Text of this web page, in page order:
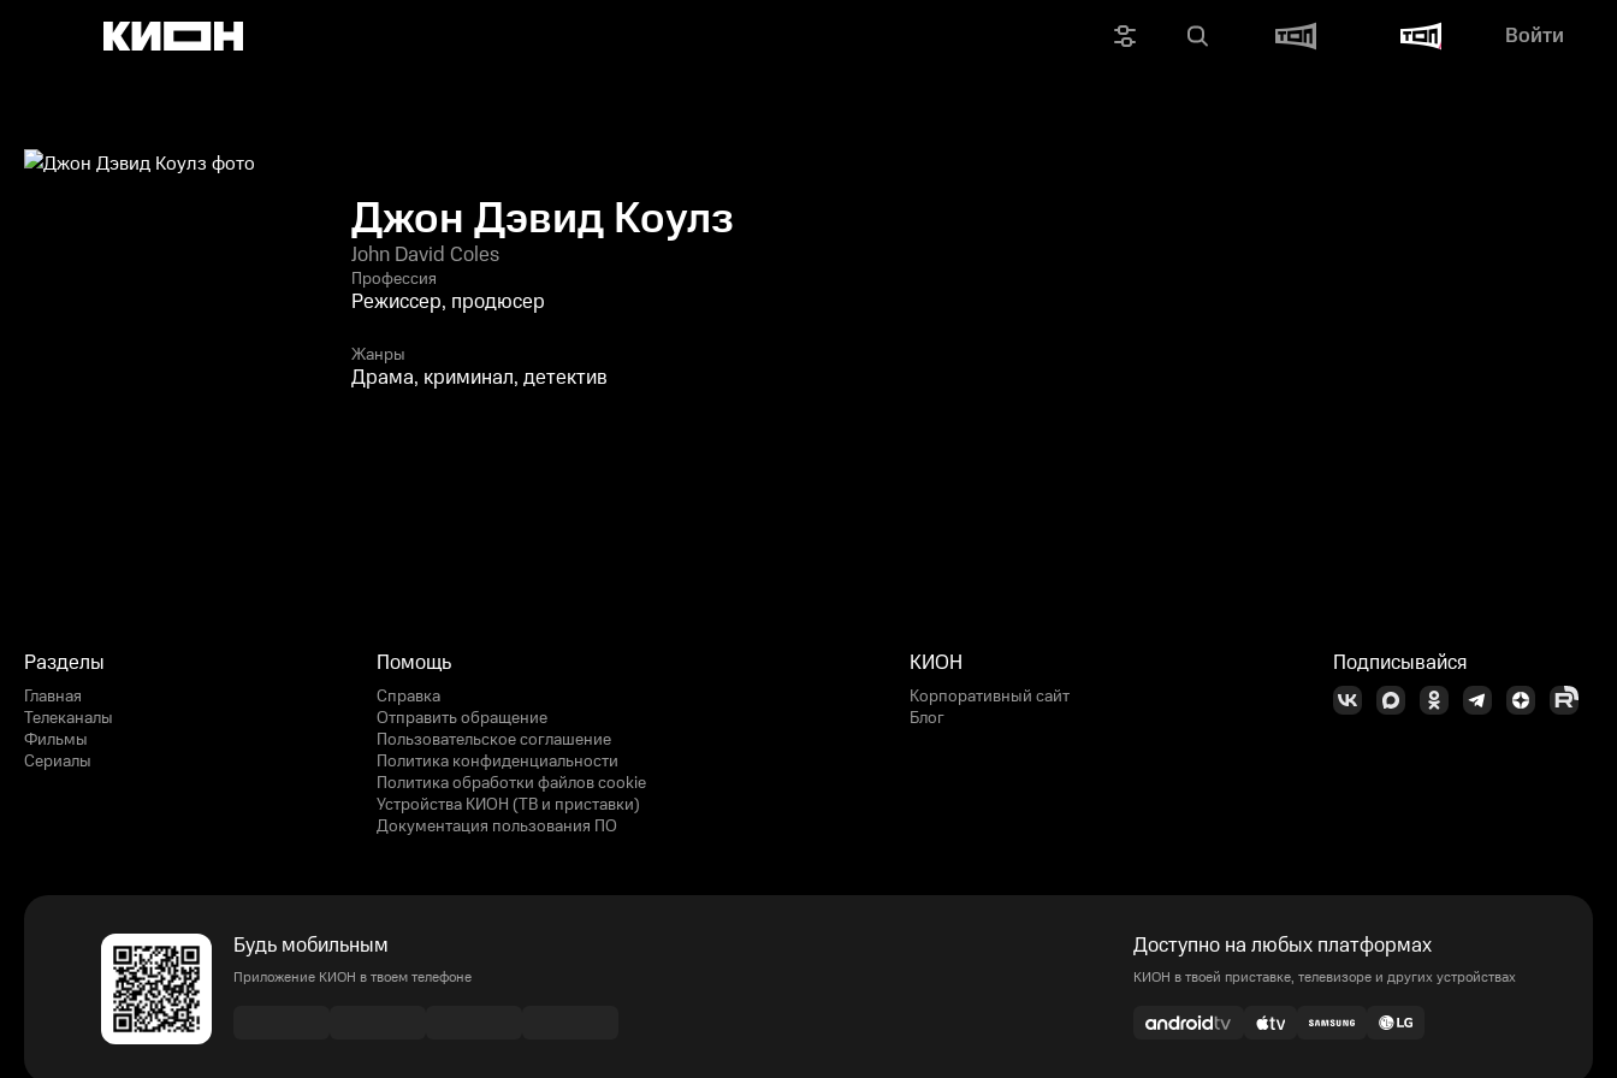
Войти
Джон Дэвид Коулз
John David Coles
Профессия
Режиссер, продюсер
Жанры
Драма, криминал, детектив
Разделы
Главная
Телеканалы
Фильмы
Сериалы
Помощь
Справка
Отправить обращение
Пользовательское соглашение
Политика конфиденциальности
Политика обработки файлов cookie
Устройства КИОН (ТВ и приставки)
Документация пользования ПО
КИОН
Корпоративный сайт
Блог
Подписывайся
Будь мобильным
Приложение КИОН в твоем телефоне
Доступно на любых платформах
КИОН в твоей приставке, телевизоре и других устройствах